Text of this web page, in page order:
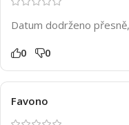
Datum dodrženo
0 0
Favono